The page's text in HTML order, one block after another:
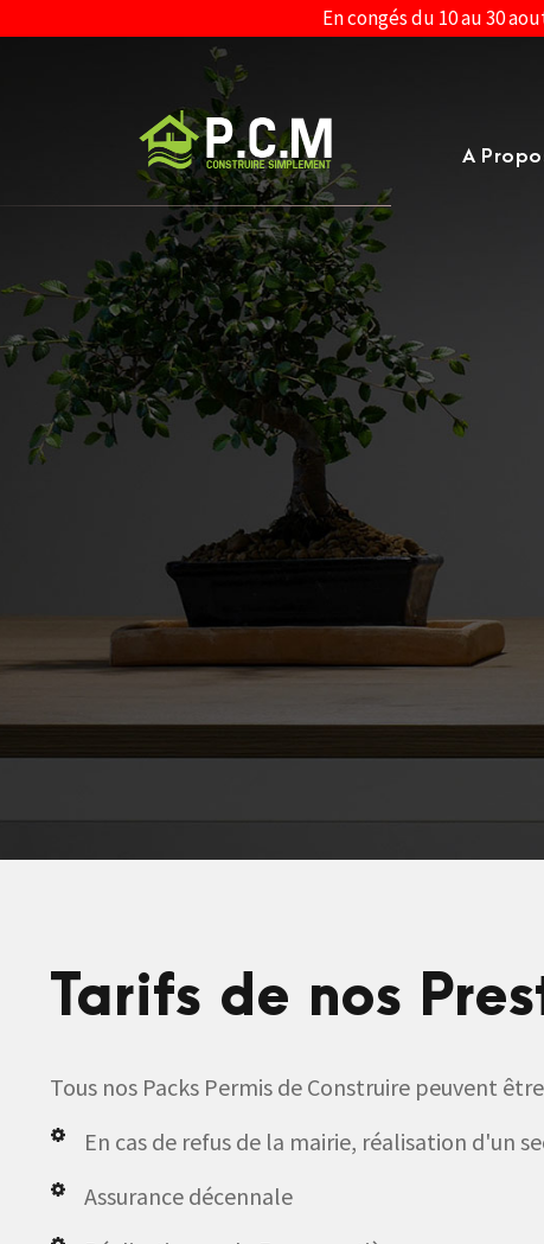
En congés du 10 au 30
A
Tarifs de nos
Tous nos Packs Permis de Construire peuvent
En cas de refus de la mairie, réalisation d'un
Assurance décennale